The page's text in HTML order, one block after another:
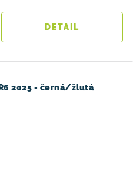
2025 - černá/žlutá